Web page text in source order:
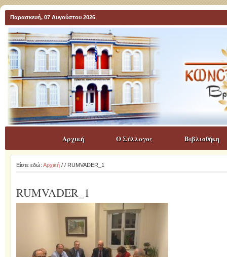
Παρασκευή, 07 Αυγούστου 2026
Αρχική Ο Σύλλογος Βιβλιοθήκη
Είστε εδώ: Αρχική/ / RUMVADER_1
RUMVADER_1